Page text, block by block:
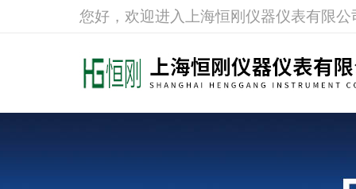
您好，欢迎进入上海恒刚仪器仪表有限公